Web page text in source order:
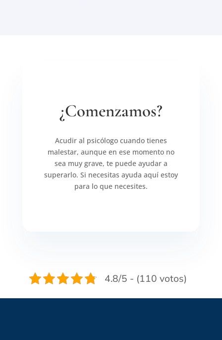
¿Comenzamos?
Acudir al psicólogo cuando tienes
malestar, aunque en ese momento no
sea muy grave, te puede ayudar a
superarlo. Si necesitas ayuda aquí estoy
para lo que necesites.
4.8/5 - (110 votos)